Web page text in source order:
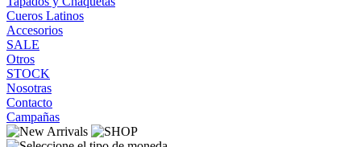
Cueros Latinos
Accesorios
SALE
Otros
STOCK
Nosotras
Contacto
Campañas